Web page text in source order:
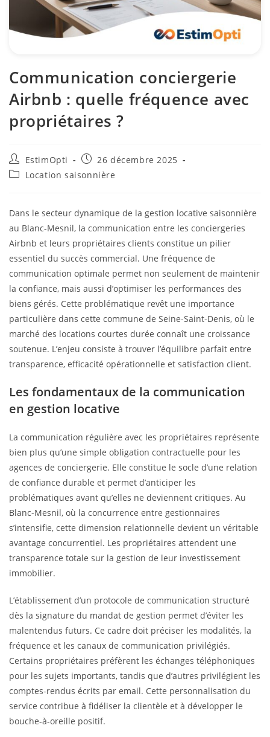
Communication conciergerie
Airbnb : quelle fréquence avec
propriétaires ?
EstimOpti
26 décembre 2025
Location saisonnière
Dans le secteur dynamique de la gestion locative saisonnière
au Blanc-Mesnil, la communication entre les conciergeries
Airbnb et leurs propriétaires clients constitue un pilier
essentiel du succès commercial. Une fréquence de
communication optimale permet non seulement de maintenir
la confiance, mais aussi d’optimiser les performances des
biens gérés. Cette problématique revêt une importance
particulière dans cette commune de Seine-Saint-Denis, où le
marché des locations courtes durée connaît une croissance
soutenue. L’enjeu consiste à trouver l’équilibre parfait entre
transparence, efficacité opérationnelle et satisfaction client.
Les fondamentaux de la communication
en gestion locative
La communication régulière avec les propriétaires représente
bien plus qu’une simple obligation contractuelle pour les
agences de conciergerie. Elle constitue le socle d’une relation
de confiance durable et permet d’anticiper les
problématiques avant qu’elles ne deviennent critiques. Au
Blanc-Mesnil, où la concurrence entre gestionnaires
s’intensifie, cette dimension relationnelle devient un véritable
avantage concurrentiel. Les propriétaires attendent une
transparence totale sur la gestion de leur investissement
immobilier.
L’établissement d’un protocole de communication structuré
dès la signature du mandat de gestion permet d’éviter les
malentendus futurs. Ce cadre doit préciser les modalités, la
fréquence et les canaux de communication privilégiés.
Certains propriétaires préfèrent les échanges téléphoniques
pour les sujets importants, tandis que d’autres privilégient les
comptes-rendus écrits par email. Cette personnalisation du
service contribue à fidéliser la clientèle et à développer le
bouche-à-oreille positif.